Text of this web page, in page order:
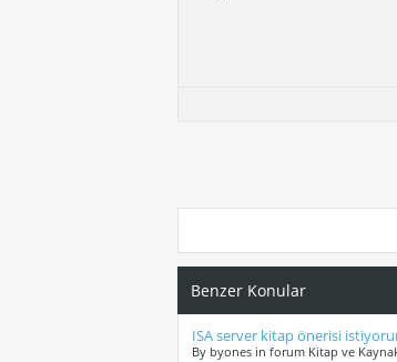
Benzer Konular
ISA server kitap önerisi
By byones in forum Kitap ve